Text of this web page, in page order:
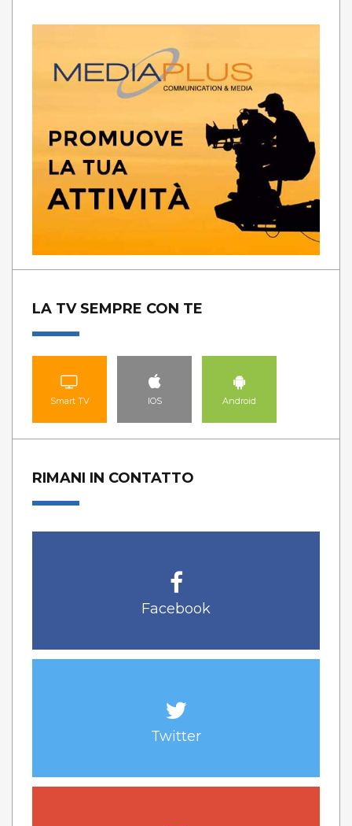
LA TV SEMPRE CON TE
Smart TV IOS Android
RIMANI IN CONTATTO
Facebook
Twitter